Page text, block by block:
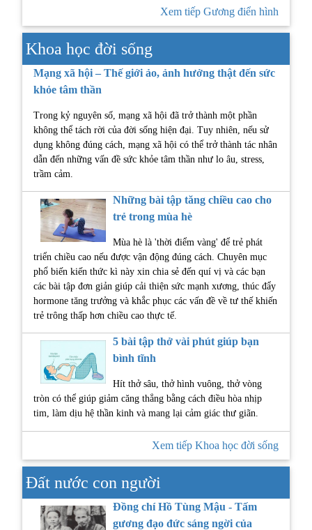
Xem tiếp Gương điển hình
Khoa học đời sống
Mạng xã hội – Thế giới ảo, ảnh hưởng thật đến sức
khỏe tâm thần
Trong kỷ nguyên số, mạng xã hội đã trở thành một phần
không thể tách rời của đời sống hiện đại. Tuy nhiên, nếu sử
dụng không đúng cách, mạng xã hội có thể trở thành tác nhân
dẫn đến những vấn đề sức khỏe tâm thần như lo âu, stress,
trầm cảm.
Những bài tập tăng chiều cao cho
trẻ trong mùa hè
Mùa hè là 'thời điểm vàng' để trẻ phát
triển chiều cao nếu được vận động đúng cách. Chuyên mục
phổ biến kiến thức kì này xin chia sẻ đến quí vị và các bạn
các bài tập đơn giản giúp cải thiện sức mạnh xương, thúc đẩy
hormone tăng trưởng và khắc phục các vấn đề về tư thế khiến
trẻ trông thấp hơn chiều cao thực tế.
5 bài tập thở vài phút giúp bạn
bình tĩnh
Hít thở sâu, thở hình vuông, thở vòng
tròn có thể giúp giảm căng thẳng bằng cách điều hòa nhịp
tim, làm dịu hệ thần kinh và mang lại cảm giác thư giãn.
Xem tiếp Khoa học đời sống
Đất nước con người
Đồng chí Hồ Tùng Mậu - Tấm
gương đạo đức sáng ngời của